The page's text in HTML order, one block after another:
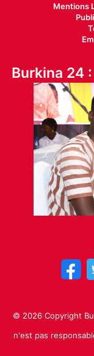
Mentions
Burkina 24
© 2026 Copyright
n'est pas